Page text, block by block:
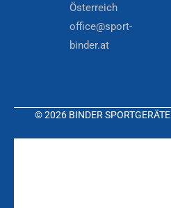
Österreich
office@sport-
binder.at
© 2026 BINDER SPORTGERÄTE